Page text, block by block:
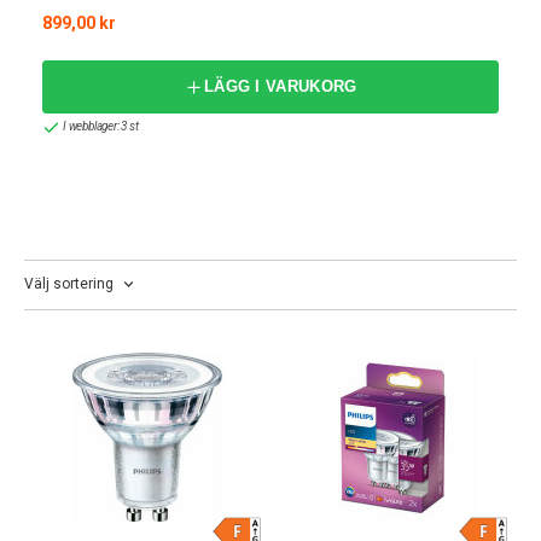
belysningssystem, som Philips Hue, kan du dessutom
anpassa belysningen efter dina behov och preferenser med
bara några knapptryckningar på din smartphone.
Philips Hue – Smart Belysning för Det
ljusstyrkan och färgtemperaturen efter dina önskemål.
och styr belysningen med rösten, via appen eller automatiskt
med tidsinställda scheman. Oavsett om du vill ha en
avslappnande atmosfär för en lugn kväll hemma eller en
energigivande miljö för att starta dagen, erbjuder Philips Hue
obegränsade möjligheter att skräddarsy din belysning.
Belysning för Alla Behov och Miljöer
899,00 kr
LÄGG I VARUKORG
I webblager: 3 st
Välj sortering